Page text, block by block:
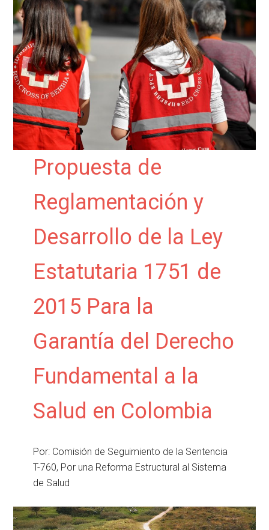
Propuesta de
Reglamentación y
Desarrollo de la Ley
Estatutaria 1751 de
2015 Para la
Garantía del Derecho
Fundamental a la
Salud en Colombia
Por: Comisión de Seguimiento de la Sentencia
T-760, Por una Reforma Estructural al Sistema
de Salud